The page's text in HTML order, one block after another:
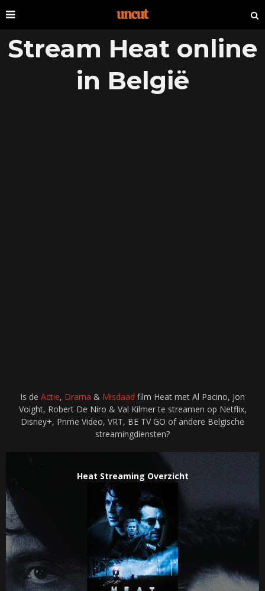
Stream Heat online
in België
Is de Actie, Drama & Misdaad film Heat met Al Pacino, Jon
Voight, Robert De Niro & Val Kilmer te streamen op Netflix,
Disney+, Prime Video, VRT, BE TV GO of andere Belgische
streamingdiensten?
Heat Streaming Overzicht